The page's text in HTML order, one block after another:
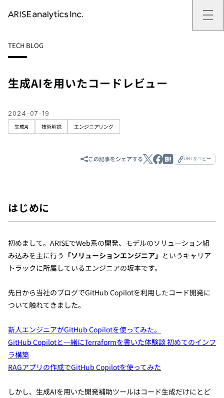
ARISE analyticsとはトップ
ミッション・バリュー
働きがいのある会社づくり
サービス
提供サービストップ
カスタマーサポート改革
ドローン・ビジネス活用
生成AI活用支援
実績
データドリブン改革の推進支援
新規事業の立ち上げ支援
企業情報
企業情報トップ
サステナビリティ
お問い合わせ
ニュース
プレスリリース
イベント
TECH BLOG
PAPER
採用トップ
新卒採用
TECH BLOG
生成AIを用いたコードレビュー
生成AI 技術解説 エンジニアリング
2024-07-19
この記事をシェアする URLをコピー
はじめに
初めまして。ARISEでWeb系の開発、モデルのソリューション組
み込みを主に行う 「ソリューションエンジニア」 というキャリア
トラックに所属しているエンジニアの坂本です。
先日から当社のブログでGitHub Copilotを利用したコード開発に
ついて触れてきました。
新人エンジニアがGitHub Copilotを使ってみた。
GitHub Copilotと一緒にTerraformを書いた体験談 初めてのインフ
ラ構築
RAGアプリの作成でGitHub Copilotを使ってみた
しかし、生成AIを用いた開発補助ツールはコード生成だけにとど